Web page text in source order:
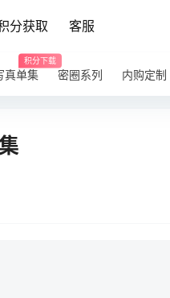
分获取 客服
真单集
积分下载
密圈系列 内购定制